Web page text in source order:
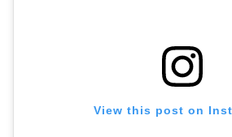
View this post on